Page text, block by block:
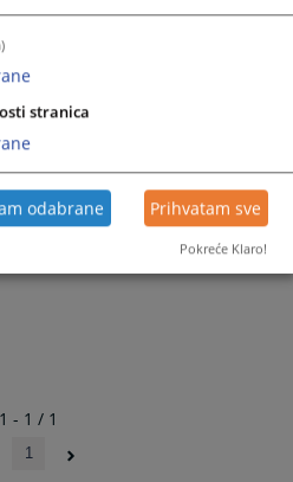
1 - 1 / 1
1
stranica
odabrane Prihvatam sve
Pokreće Klaro!